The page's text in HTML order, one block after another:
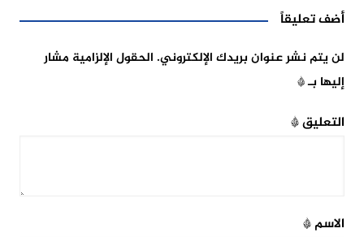
أضف تعليقاً
لن يتم نشر عنوان بريدك الإلكتروني. الحقول الإلزامية مشار
إليها بـ*
التعليق*
الاسم*